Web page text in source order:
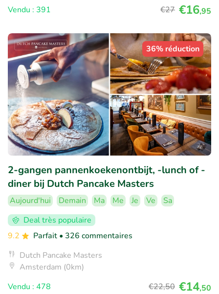
Vendu : 391
€27 €16,95
36% réduction
2-gangen pannenkoekenontbijt, -lunch of -
diner bij Dutch Pancake Masters
Aujourd'hui Demain Ma Me Je Ve
Sa
Deal très populaire
9.2
Parfait • 326 commentaires
Dutch Pancake Masters
Amsterdam (0km)
Vendu : 478
€22,50 €14,50